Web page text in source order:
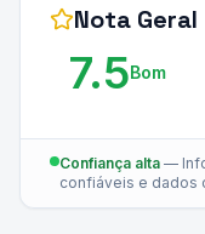
Nota Geral
7.5Bom
Confiança alta —
confiáveis e dados